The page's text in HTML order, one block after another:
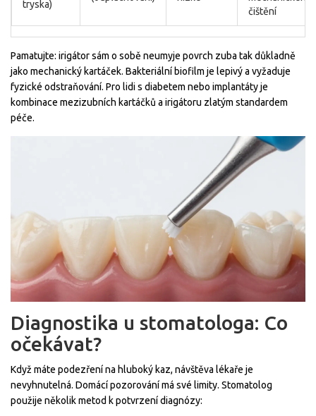
tryska)
čištění
Pamatujte: irigátor sám o sobě neumyje povrch zuba tak důkladně
jako mechanický kartáček. Bakteriální biofilm je lepivý a vyžaduje
fyzické odstraňování. Pro lidi s diabetem nebo implantáty je
kombinace mezizubních kartáčků a irigátoru zlatým standardem
péče.
Diagnostika u stomatologa: Co
očekávat?
Když máte podezření na hluboký kaz, návštěva lékaře je
nevyhnutelná. Domácí pozorování má své limity. Stomatolog
použije několik metod k potvrzení diagnózy: